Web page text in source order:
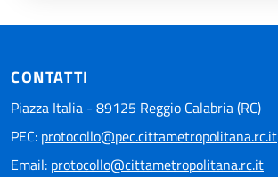
CONTATTI
Piazza Italia - 89125 Reggio Calabria (RC)
PEC: protocollo@pec.cittametropolitana.rc.it
Email: protocollo@cittametropolitana.rc.it